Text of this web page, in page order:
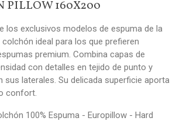
PILLOW 160X200
los exclusivos modelos de espuma de la
colchón ideal para los que prefieren
premium. Combina capas de
con detalles en tejido de punto y
sus laterales. Su delicada superficie aporta
confort.
100% Espuma - Europillow - Hard